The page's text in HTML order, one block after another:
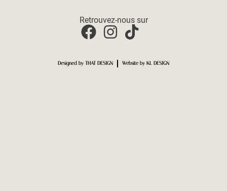
Retrouvez-nous sur
Designed by THAT DESIGN Website by KL DESIGN